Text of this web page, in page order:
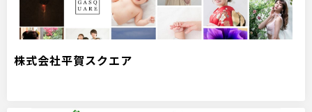
株式会社平賀スクエア